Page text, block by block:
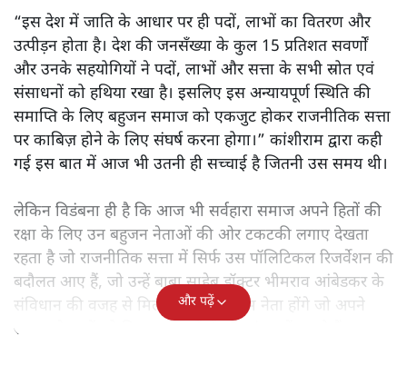
“इस देश में जाति के आधार पर ही पदों, लाभों का वितरण और
उत्पीड़न होता है। देश की जनसँख्या के कुल 15 प्रतिशत सवर्णों
और उनके सहयोगियों ने पदों, लाभों और सत्ता के सभी स्रोत एवं
संसाधनों को हथिया रखा है। इसलिए इस अन्यायपूर्ण स्थिति की
समाप्ति के लिए बहुजन समाज को एकजुट होकर राजनीतिक सत्ता
पर काबिज़ होने के लिए संघर्ष करना होगा।” कांशीराम द्वारा कही
गई इस बात में आज भी उतनी ही सच्चाई है जितनी उस समय थी।
लेकिन विडंबना ही है कि आज भी सर्वहारा समाज अपने हितों की
रक्षा के लिए उन बहुजन नेताओं की ओर टकटकी लगाए देखता
रहता है जो राजनीतिक सत्ता में सिर्फ उस पॉलिटिकल रिजर्वेशन की
बदौलत आए हैं, जो उन्हें बाबा साहेब डॉक्टर भीमराव आंबेडकर के
संविधान की वजह से मिला। ऐसे बहुत कम नेता होंगे जो अपने
समाज के मुद्दों को विधानसभाओं में और संसद में उठाते हैं।
और पढ़ें